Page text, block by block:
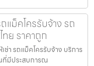
แม็คโครรับจ้าง รถ
ทย ราคาถูก
ช่า รถแม็คโครรับจ้าง บริการ
ที่มีประสบการณ